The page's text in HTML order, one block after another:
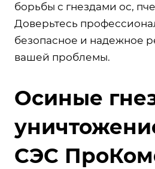
борьбы с гнездами ос,
Доверьтесь
безопасное и надежное
вашей проблемы.
Осиные
СЭС